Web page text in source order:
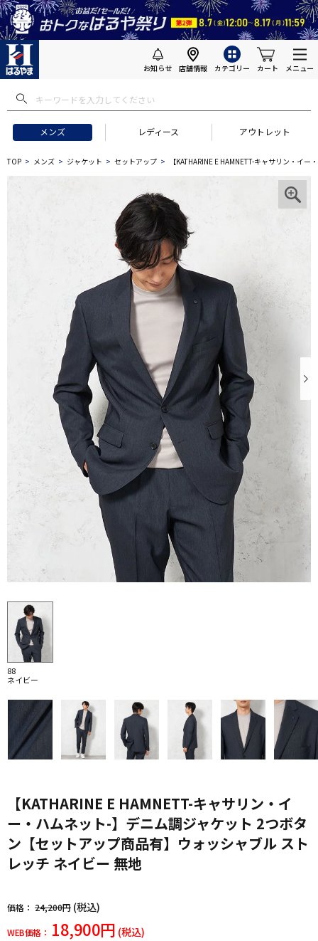
お知らせ 店舗情報 カテゴリー カート メニュー
メンズ レディース アウトレット
TOP メンズ ジャケット セットアップ 【KATHARINE E HAMNETT-キャサリン・イ
88
ネイビー
【KATHARINE E HAMNETT-キャサリン・イ
ー・ハムネット-】デニム調ジャケット 2つボタ
ン【セットアップ商品有】ウォッシャブル スト
レッチ ネイビー 無地
価格： 24,200円 (税込)
WEB価格： 18,900円 (税込)